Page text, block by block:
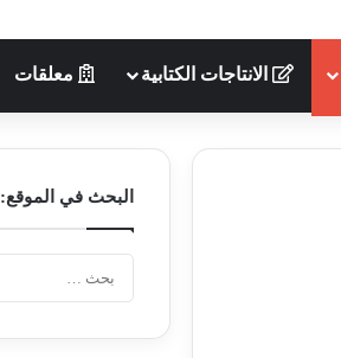
الانتاجات الكتابية معلقات
البحث في الموقع: